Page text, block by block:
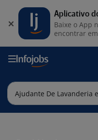
Aplicativo
Baixe o App
encontrar